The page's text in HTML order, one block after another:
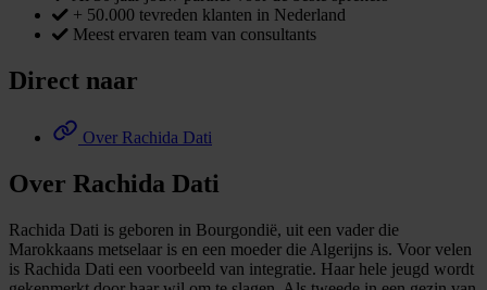
+ 50.000 tevreden klanten in Nederland
Meest ervaren team van consultants
Direct naar
Over Rachida Dati
Over Rachida Dati
Rachida Dati is geboren in Bourgondië, uit een vader die
Marokkaans metselaar is en een moeder die Algerijns is. Voor velen
is Rachida Dati een voorbeeld van integratie. Haar hele jeugd wordt